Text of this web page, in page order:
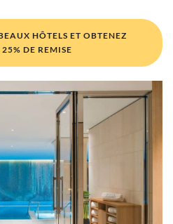
HÔTELS ET OBTENEZ
25% DE REMISE